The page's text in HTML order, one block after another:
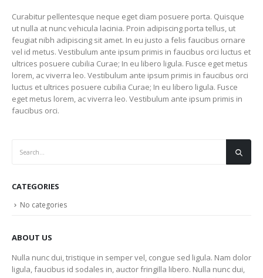
Curabitur pellentesque neque eget diam posuere porta. Quisque
ut nulla at nunc vehicula lacinia. Proin adipiscing porta tellus, ut
feugiat nibh adipiscing sit amet. In eu justo a felis faucibus ornare
vel id metus. Vestibulum ante ipsum primis in faucibus orci luctus et
ultrices posuere cubilia Curae; In eu libero ligula. Fusce eget metus
lorem, ac viverra leo. Vestibulum ante ipsum primis in faucibus orci
luctus et ultrices posuere cubilia Curae; In eu libero ligula. Fusce
eget metus lorem, ac viverra leo. Vestibulum ante ipsum primis in
faucibus orci.
CATEGORIES
No categories
ABOUT US
Nulla nunc dui, tristique in semper vel, congue sed ligula. Nam dolor
ligula, faucibus id sodales in, auctor fringilla libero. Nulla nunc dui,